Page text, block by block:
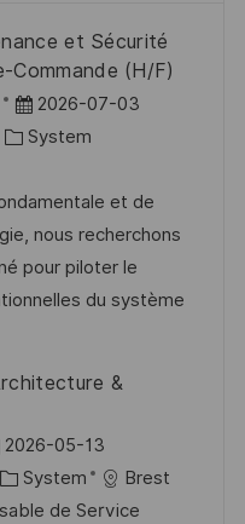
et Sécurité
Commande (H/F)
P
o
t
e
d
D
e
2026-07-03
C
t
e
g
o
System
et de
nous recherchons
pour piloter le
du système
&
2026-05-13
C
a
System
Brest
de Service